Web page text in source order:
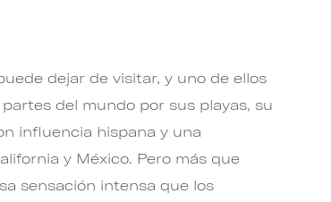
dejar de visitar, y uno de ellos
del mundo por sus playas, su
influencia hispana y una
y México. Pero más que
sensación intensa que los